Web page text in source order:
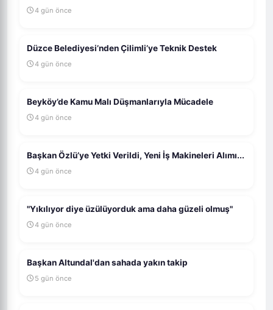
4 gün önce
Düzce Belediyesi’nden Çilimli’ye Teknik Destek
4 gün önce
Beyköy’de Kamu Malı Düşmanlarıyla Mücadele
4 gün önce
Başkan Özlü’ye Yetki Verildi, Yeni İş Makineleri Alımı...
4 gün önce
"Yıkılıyor diye üzülüyorduk ama daha güzeli olmuş"
4 gün önce
Başkan Altundal'dan sahada yakın takip
5 gün önce